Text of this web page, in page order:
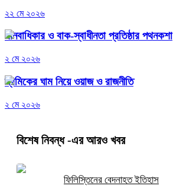
২২ মে ২০২৬
মানবাধিকার ও বাক-স্বাধীনতা প্রতিষ্ঠার পথনকশা
২ মে ২০২৬
শ্রমিকের ঘাম নিয়ে ওয়াজ ও রাজনীতি
২ মে ২০২৬
বিশেষ নিবন্ধ-এর আরও খবর
ফিলিস্তিনের বেদনাহত ইতিহাস